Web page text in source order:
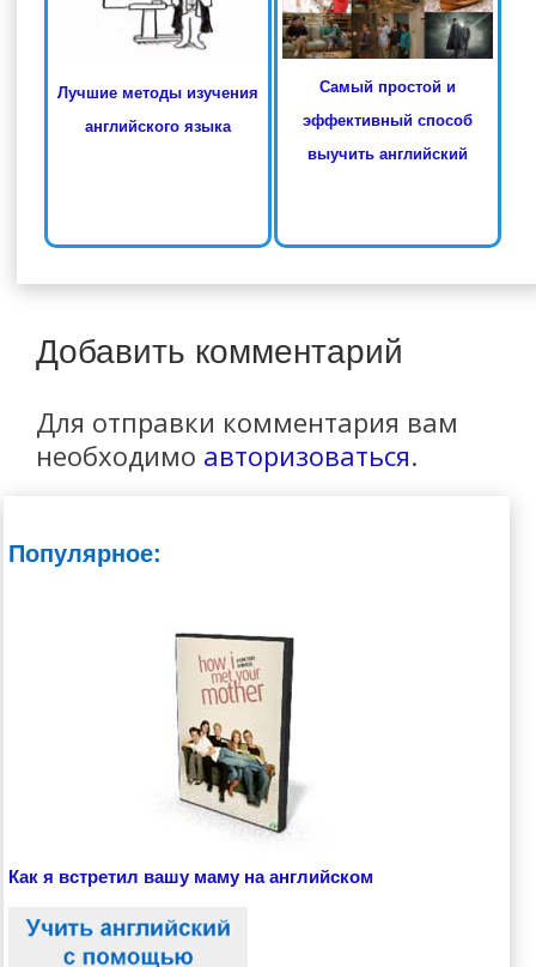
Лучшие методы изучения
английского языка
Самый простой и
эффективный способ
выучить английский
Добавить комментарий
Для отправки комментария вам
необходимо авторизоваться.
Популярное:
Как я встретил вашу маму на английском